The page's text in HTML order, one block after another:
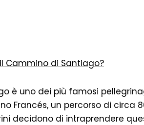
Cammino di Santiago?
è uno dei più famosi
Francés, un percorso di circa
decidono di intraprendere